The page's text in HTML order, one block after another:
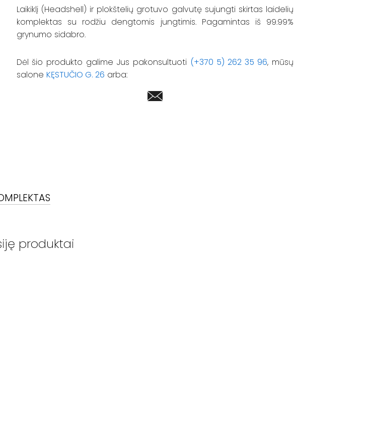
Laikiklį (Headshell) ir plokštelių grotuvo galvutę sujungti skirtas laidelių
komplektas su rodžiu dengtomis jungtimis. Pagamintas iš 99.99%
grynumo sidabro.
Dėl šio produkto galime Jus pakonsultuoti (+370 5) 262 35 96, mūsų
salone KĘSTUČIO G. 26 arba:
produktai